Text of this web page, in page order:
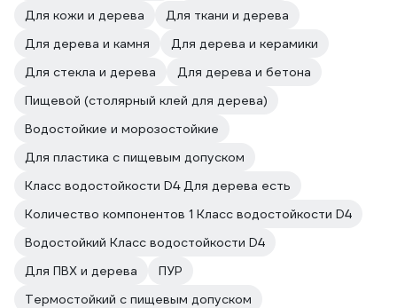
Для кожи и дерева
Для ткани и дерева
Для дерева и камня
Для дерева и керамики
Для стекла и дерева
Для дерева и бетона
Пищевой (столярный клей для дерева)
Водостойкие и морозостойкие
Для пластика с пищевым допуском
Класс водостойкости D4 Для дерева есть
Количество компонентов 1 Класс водостойкости D4
Водостойкий Класс водостойкости D4
Для ПВХ и дерева
ПУР
Термостойкий с пищевым допуском